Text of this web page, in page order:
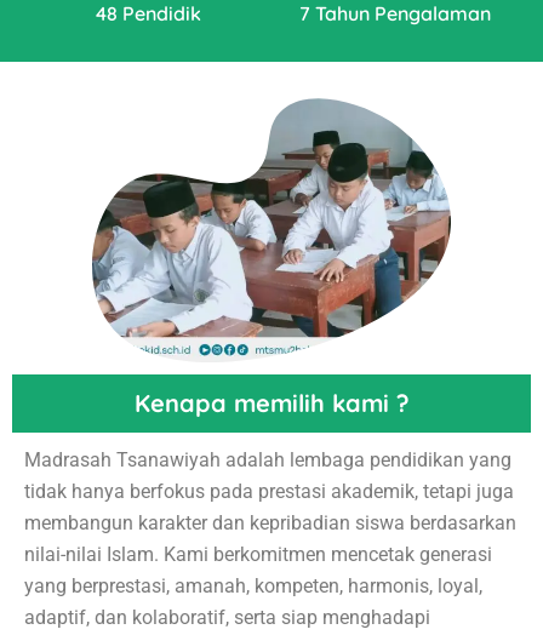
48 Pendidik 7 Tahun Pengalaman
Kenapa memilih kami ?
Madrasah Tsanawiyah adalah lembaga pendidikan yang
tidak hanya berfokus pada prestasi akademik, tetapi juga
membangun karakter dan kepribadian siswa berdasarkan
nilai-nilai Islam. Kami berkomitmen mencetak generasi
yang berprestasi, amanah, kompeten, harmonis, loyal,
adaptif, dan kolaboratif, serta siap menghadapi